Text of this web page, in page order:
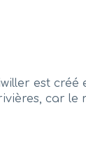
est créé
car